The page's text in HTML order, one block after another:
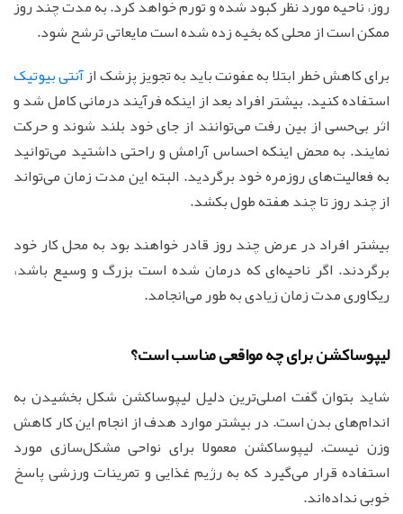
روز، ناحیه مورد نظر کبود شده و تورم خواهد کرد. به مدت چند روز
ممکن است از محلی که بخیه زده شده است مایعاتی ترشح شود.
برای کاهش خطر ابتلا به عفونت باید به تجویز پزشک ازآنتی بیوتیک
استفاده کنید. بیشتر افراد بعد از اینکه فرآیند درمانی کامل شد و
اثر بی‌حسی از بین رفت می‌توانند از جای خود بلند شوند و حرکت
نمایند. به محض اینکه احساس آرامش و راحتی داشتید می‌توانید
به فعالیت‌های روزمره خود برگردید. البته این مدت زمان می‌تواند
از چند روز تا چند هفته طول بکشد.
بیشتر افراد در عرض چند روز قادر خواهند بود به محل کار خود
برگردند. اگر ناحیه‌ای که درمان شده است بزرگ و وسیع باشد،
ریکاوری مدت زمان زیادی به طور می‌انجامد.
لیپوساکشن برای چه مواقعی مناسب است؟
شاید بتوان گفت اصلی‌ترین دلیل لیپوساکشن شکل بخشیدن به
اندام‌های بدن است. در بیشتر موارد هدف از انجام این کار کاهش
وزن نیست. لیپوساکشن معمولا برای نواحی مشکل‌سازی مورد
استفاده قرار می‌گیرد که به رژیم غذایی و تمرینات ورزشی پاسخ
خوبی نداده‌اند.